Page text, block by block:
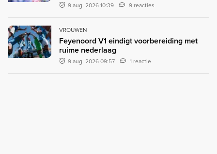
9 aug. 2026 10:39 9 reacties
VROUWEN
Feyenoord V1 eindigt voorbereiding met
ruime nederlaag
9 aug. 2026 09:57 1 reactie